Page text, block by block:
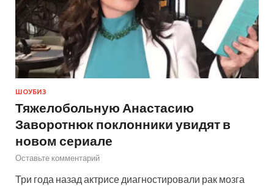
ШОУБИЗ
Тяжелобольную Анастасию
Заворотнюк поклонники увидят в
новом сериале
Оставьте комментарий
Три года назад актрисе диагностировали рак мозга